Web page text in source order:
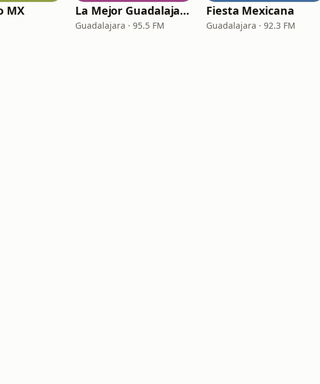
MX La Mejor Guadalajara
Guadalajara · 95.5 FM
Fiesta Mexicana
Guadalajara · 92.3 FM